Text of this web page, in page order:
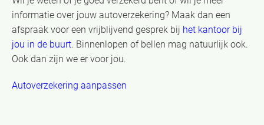
informatie over jouw autoverzekering? Maak dan een
afspraak voor een vrijblijvend gesprek bij het kantoor bij
jou in de buurt. Binnenlopen of bellen mag natuurlijk ook.
Ook dan zijn we er voor jou.
Autoverzekering aanpassen